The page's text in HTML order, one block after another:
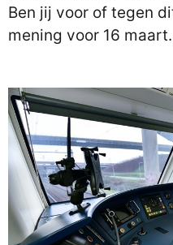
Ben jij voor of tegen
mening voor 16 maart.